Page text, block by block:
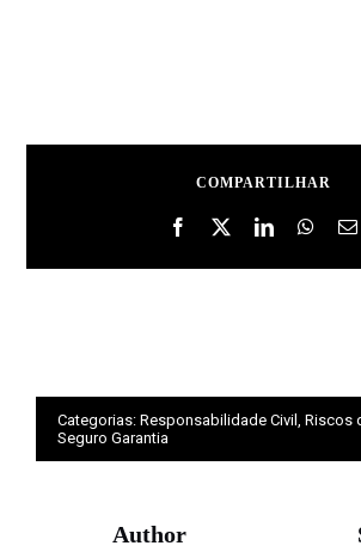
COMPARTILHAR
Categorias: Responsabilidade Civil , Riscos
Seguro Garantia
Author